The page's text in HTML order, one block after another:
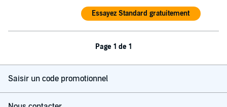
Essayez Standard gratuitement
Page 1 de 1
Saisir un code promotionnel